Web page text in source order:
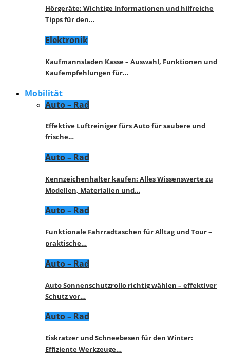
Hörgeräte: Wichtige Informationen und hilfreiche
Tipps für den…
Elektronik
Kaufmannsladen Kasse – Auswahl, Funktionen und
Kaufempfehlungen für…
Mobilität
Auto – Rad
Effektive Luftreiniger fürs Auto für saubere und
frische…
Auto – Rad
Kennzeichenhalter kaufen: Alles Wissenswerte zu
Modellen, Materialien und…
Auto – Rad
Funktionale Fahrradtaschen für Alltag und Tour –
praktische…
Auto – Rad
Auto Sonnenschutzrollo richtig wählen – effektiver
Schutz vor…
Auto – Rad
Eiskratzer und Schneebesen für den Winter:
Effiziente Werkzeuge…